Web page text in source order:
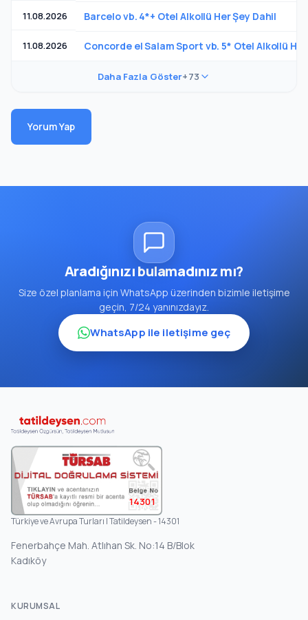
11.08.2026 Barcelo vb. 4*+ Otel Alkollü Her Şey Dahil
11.08.2026 Concorde el Salam Sport vb. 5* Otel Alkollü
Daha Fazla Göster+73
Yorum Yap
Aradığınızı bulamadınız mı?
Size özel planlama için WhatsApp üzerinden bizimle iletişime
geçin, 7/24 yanınızdayız.
WhatsApp ile iletişime geç
14301
Türkiye ve Avrupa Turları | Tatildeysen - 14301
Fenerbahçe Mah. Atlıhan Sk. No:14 B/Blok
Kadıköy
KURUMSAL